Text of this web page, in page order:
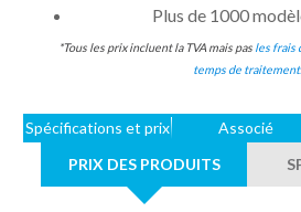
Plus de 1000
*Tous les prix incluent la TVA mais pas les frais
temps de traitement.
Spécifications et prix Associé
PRIX DES PRODUITS